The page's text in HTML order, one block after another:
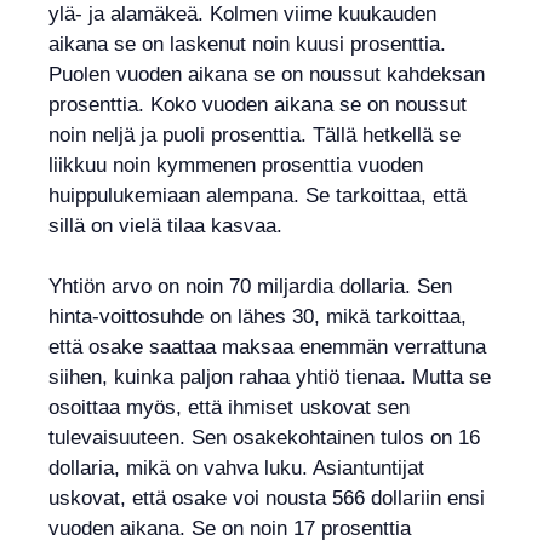
ylä- ja alamäkeä. Kolmen viime kuukauden
aikana se on laskenut noin kuusi prosenttia.
Puolen vuoden aikana se on noussut kahdeksan
prosenttia. Koko vuoden aikana se on noussut
noin neljä ja puoli prosenttia. Tällä hetkellä se
liikkuu noin kymmenen prosenttia vuoden
huippulukemiaan alempana. Se tarkoittaa, että
sillä on vielä tilaa kasvaa.
Yhtiön arvo on noin 70 miljardia dollaria. Sen
hinta-voittosuhde on lähes 30, mikä tarkoittaa,
että osake saattaa maksaa enemmän verrattuna
siihen, kuinka paljon rahaa yhtiö tienaa. Mutta se
osoittaa myös, että ihmiset uskovat sen
tulevaisuuteen. Sen osakekohtainen tulos on 16
dollaria, mikä on vahva luku. Asiantuntijat
uskovat, että osake voi nousta 566 dollariin ensi
vuoden aikana. Se on noin 17 prosenttia